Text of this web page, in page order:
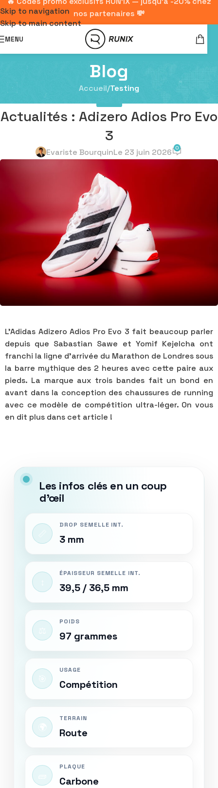
Skip to navigation
Skip to main content
nos partenaires 💸
MENU
Blog
Accueil/Testing
Actualités : Adizero Adios Pro Evo
3
Evariste BourquinLe 23 juin 2026 0
L’Adidas Adizero Adios Pro Evo 3 fait beaucoup parler
depuis que Sabastian Sawe et Yomif Kejelcha ont
franchi la ligne d’arrivée du Marathon de Londres sous
la barre mythique des 2 heures avec cette paire aux
pieds. La marque aux trois bandes fait un bond en
avant dans la conception des chaussures de running
avec ce modèle de compétition ultra-léger. On vous
en dit plus dans cet article !
Les infos clés en un coup
d’œil
📏
DROP SEMELLE INT.
3 mm
↕️
ÉPAISSEUR SEMELLE INT.
39,5 / 36,5 mm
POIDS
97 grammes
USAGE
Compétition
TERRAIN
Route
PLAQUE
Carbone